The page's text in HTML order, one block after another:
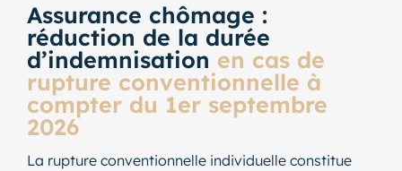
Assurance chômage :
réduction de la durée
d’indemnisation en cas de
rupture conventionnelle à
compter du 1er septembre
2026
La rupture conventionnelle individuelle constitue